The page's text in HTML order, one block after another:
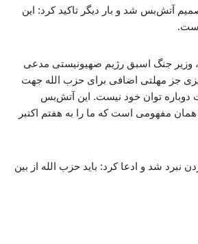
آتش‌بس شد و بار دیگر تاکید کرد: این
وزیر جنگ اسبق رژیم صهیونیستی مدعی
جز مهلتی اضافی برای حزب ‌الله جهت
دوباره توان خود نیست. این آتش‌بس
مفهومی است که ما را به هفتم اکتبر
نبرد شد و ادعا کرد: باید حزب ‌الله از بین